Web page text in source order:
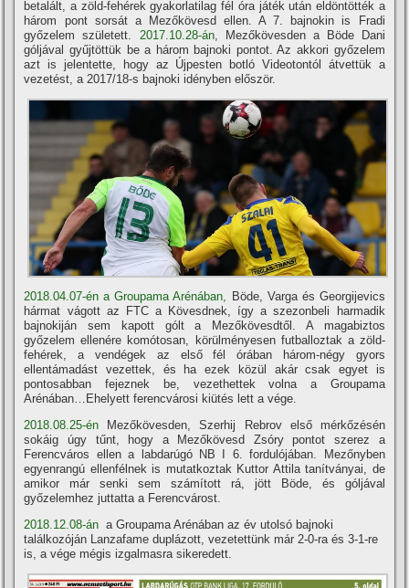
betalált, a zöld-fehérek gyakorlatilag fél óra játék után eldöntötték a
három pont sorsát a Mezőkövesd ellen. A 7. bajnokin is Fradi
győzelem született. 2017.10.28-án, Mezőkövesden a Böde Dani
góljával gyűjtöttük be a három bajnoki pontot. Az akkori győzelem
azt is jelentette, hogy az Újpesten botló Videotontól átvettük a
vezetést, a 2017/18-s bajnoki idényben először.
2018.04.07-én a Groupama Arénában, Böde, Varga és Georgijevics
hármat vágott az FTC a Kövesdnek, így a szezonbeli harmadik
bajnokiján sem kapott gólt a Mezőkövesdtől. A magabiztos
győzelem ellenére komótosan, körülményesen futballoztak a zöld-
fehérek, a vendégek az első fél órában három-négy gyors
ellentámadást vezettek, és ha ezek közül akár csak egyet is
pontosabban fejeznek be, vezethettek volna a Groupama
Arénában…Ehelyett ferencvárosi kiütés lett a vége.
2018.08.25-én Mezőkövesden, Szerhij Rebrov első mérkőzésén
sokáig úgy tűnt, hogy a Mezőkövesd Zsóry pontot szerez a
Ferencváros ellen a labdarúgó NB I 6. fordulójában. Mezőnyben
egyenrangú ellenfélnek is mutatkoztak Kuttor Attila tanítványai, de
amikor már senki sem számított rá, jött Böde, és góljával
győzelemhez juttatta a Ferencvárost.
2018.12.08-án a Groupama Arénában az év utolsó bajnoki
találkozóján Lanzafame duplázott, vezetettünk már 2-0-ra és 3-1-re
is, a vége mégis izgalmasra sikeredett.